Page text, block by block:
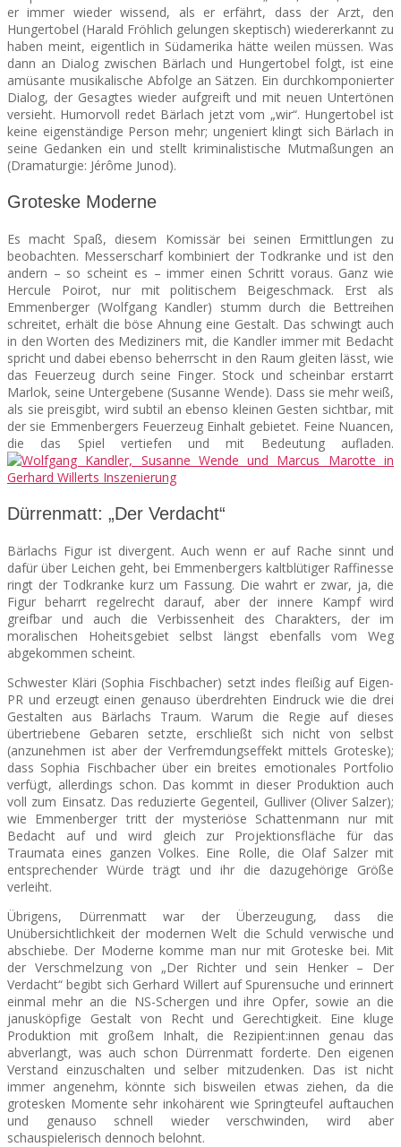
er immer wieder wissend, als er erfährt, dass der Arzt, den
Hungertobel (Harald Fröhlich gelungen skeptisch) wiedererkannt zu
haben meint, eigentlich in Südamerika hätte weilen müssen. Was
dann an Dialog zwischen Bärlach und Hungertobel folgt, ist eine
amüsante musikalische Abfolge an Sätzen. Ein durchkomponierter
Dialog, der Gesagtes wieder aufgreift und mit neuen Untertönen
versieht. Humorvoll redet Bärlach jetzt vom „wir“. Hungertobel ist
keine eigenständige Person mehr; ungeniert klingt sich Bärlach in
seine Gedanken ein und stellt kriminalistische Mutmaßungen an
(Dramaturgie: Jérôme Junod).
Groteske Moderne
Es macht Spaß, diesem Komissär bei seinen Ermittlungen zu
beobachten. Messerscharf kombiniert der Todkranke und ist den
andern – so scheint es – immer einen Schritt voraus. Ganz wie
Hercule Poirot, nur mit politischem Beigeschmack. Erst als
Emmenberger (Wolfgang Kandler) stumm durch die Bettreihen
schreitet, erhält die böse Ahnung eine Gestalt. Das schwingt auch
in den Worten des Mediziners mit, die Kandler immer mit Bedacht
spricht und dabei ebenso beherrscht in den Raum gleiten lässt, wie
das Feuerzeug durch seine Finger. Stock und scheinbar erstarrt
Marlok, seine Untergebene (Susanne Wende). Dass sie mehr weiß,
als sie preisgibt, wird subtil an ebenso kleinen Gesten sichtbar, mit
der sie Emmenbergers Feuerzeug Einhalt gebietet. Feine Nuancen,
die das Spiel vertiefen und mit Bedeutung aufladen.
Dürrenmatt: „Der Verdacht“
Bärlachs Figur ist divergent. Auch wenn er auf Rache sinnt und
dafür über Leichen geht, bei Emmenbergers kaltblütiger Raffinesse
ringt der Todkranke kurz um Fassung. Die wahrt er zwar, ja, die
Figur beharrt regelrecht darauf, aber der innere Kampf wird
greifbar und auch die Verbissenheit des Charakters, der im
moralischen Hoheitsgebiet selbst längst ebenfalls vom Weg
abgekommen scheint.
Schwester Kläri (Sophia Fischbacher) setzt indes fleißig auf Eigen-
PR und erzeugt einen genauso überdrehten Eindruck wie die drei
Gestalten aus Bärlachs Traum. Warum die Regie auf dieses
übertriebene Gebaren setzte, erschließt sich nicht von selbst
(anzunehmen ist aber der Verfremdungseffekt mittels Groteske);
dass Sophia Fischbacher über ein breites emotionales Portfolio
verfügt, allerdings schon. Das kommt in dieser Produktion auch
voll zum Einsatz. Das reduzierte Gegenteil, Gulliver (Oliver Salzer);
wie Emmenberger tritt der mysteriöse Schattenmann nur mit
Bedacht auf und wird gleich zur Projektionsfläche für das
Traumata eines ganzen Volkes. Eine Rolle, die Olaf Salzer mit
entsprechender Würde trägt und ihr die dazugehörige Größe
verleiht.
Übrigens, Dürrenmatt war der Überzeugung, dass die
Unübersichtlichkeit der modernen Welt die Schuld verwische und
abschiebe. Der Moderne komme man nur mit Groteske bei. Mit
der Verschmelzung von „Der Richter und sein Henker – Der
Verdacht“ begibt sich Gerhard Willert auf Spurensuche und erinnert
einmal mehr an die NS-Schergen und ihre Opfer, sowie an die
janusköpfige Gestalt von Recht und Gerechtigkeit. Eine kluge
Produktion mit großem Inhalt, die Rezipient:innen genau das
abverlangt, was auch schon Dürrenmatt forderte. Den eigenen
Verstand einzuschalten und selber mitzudenken. Das ist nicht
immer angenehm, könnte sich bisweilen etwas ziehen, da die
grotesken Momente sehr inkohärent wie Springteufel auftauchen
und genauso schnell wieder verschwinden, wird aber
schauspielerisch dennoch belohnt.